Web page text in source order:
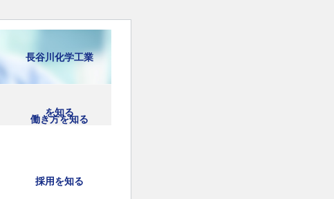
長谷川化学工業
を知る
働き方を知る
採用を知る